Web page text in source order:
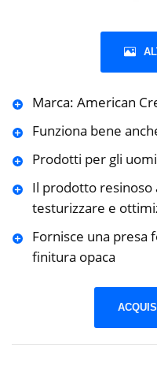
Marca: American
Funziona bene
Prodotti per gli
Il prodotto resinoso
testurizzare e
Fornisce una presa
finitura opaca